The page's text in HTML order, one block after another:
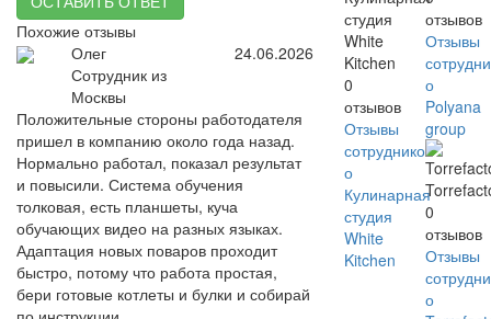
Похожие отзывы
Олег
Сотрудник из
Москвы
24.06.2026
Положительные стороны работодателя
пришел в компанию около года назад.
Нормально работал, показал результат
и повысили. Система обучения
толковая, есть планшеты, куча
обучающих видео на разных языках.
Адаптация новых поваров проходит
быстро, потому что работа простая,
бери готовые котлеты и булки и собирай
студия
White
Kitchen
0
отзывов
Отзывы
сотрудников
о
Кулинарная
студия
White
Kitchen
отзывов
Отзывы
о
Polyana
group
0
отзывов
Отзывы
о